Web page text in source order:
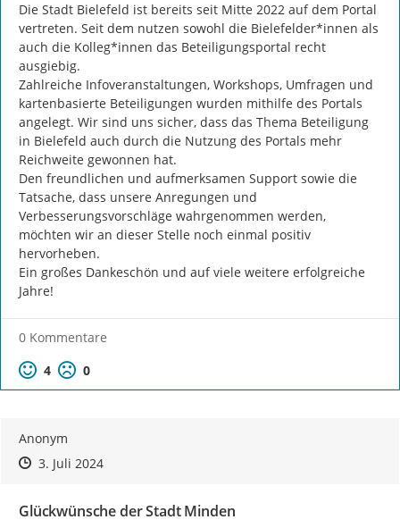
Die Stadt Bielefeld ist bereits seit Mitte 2022 auf dem Portal
vertreten. Seit dem nutzen sowohl die Bielefelder*innen als
auch die Kolleg*innen das Beteiligungsportal recht
ausgiebig.
Zahlreiche Infoveranstaltungen, Workshops, Umfragen und
kartenbasierte Beteiligungen wurden mithilfe des Portals
angelegt. Wir sind uns sicher, dass das Thema Beteiligung
in Bielefeld auch durch die Nutzung des Portals mehr
Reichweite gewonnen hat.
Den freundlichen und aufmerksamen Support sowie die
Tatsache, dass unsere Anregungen und
Verbesserungsvorschläge wahrgenommen werden,
möchten wir an dieser Stelle noch einmal positiv
hervorheben.
Ein großes Dankeschön und auf viele weitere erfolgreiche
Jahre!
0 Kommentare
Positive Bewertung
4 Negative Bewertung
0
Anonym
Zeitpunkt des Erstellens
Zeitpunkt des Erstellens
3. Juli 2024Zur Äußerung
Glückwünsche der Stadt Minden